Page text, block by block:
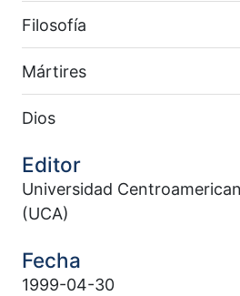
Filosofía
Mártires
Dios
Editor
Universidad
(UCA)
Fecha
1999-04-30